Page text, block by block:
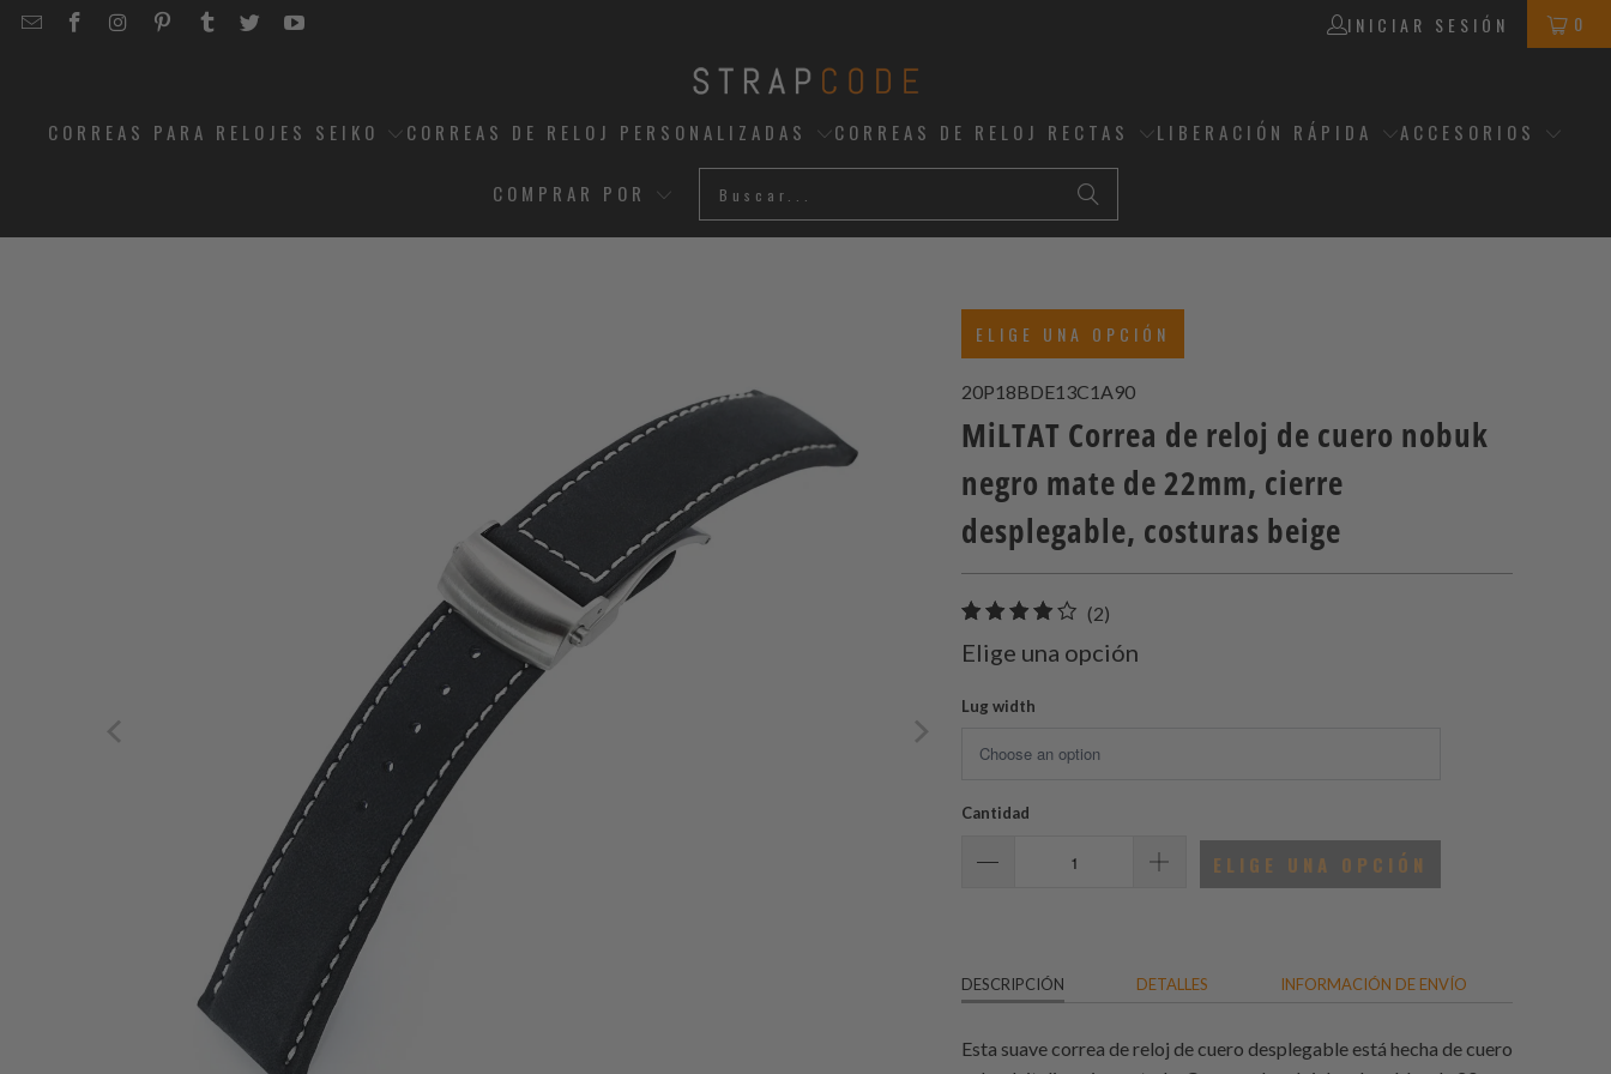
EMAILSTRAPCODE
STRAPCODE
STRAPCODE
STRAPCODE
STRAPCODE
STRAPCODE
INICIAR SESIÓN 0
CORREAS PARA RELOJES SEIKO CORREAS DE RELOJ PERSONALIZADAS CORREAS DE RELOJ RECTAS LIBERACIÓN RÁPIDA ACCESORIOS
COMPRAR POR
ELIGE UNA OPCIÓN
20P18BDE13C1A90
MiLTAT Correa de reloj de cuero nobuk
negro mate de 22mm, cierre
desplegable, costuras beige
(2)
total
Elige una opción
Lug width
Cantidad
ELIGE UNA OPCIÓN
DESCRIPCIÓN DETALLES INFORMACIÓN DE ENVÍO
Esta suave correa de reloj de cuero desplegable está hecha de cuero